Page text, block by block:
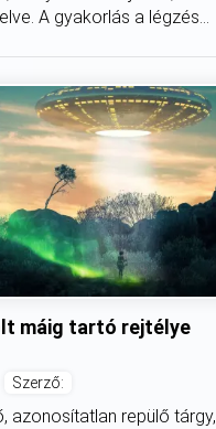
A gyakorlás a légzés...
máig tartó rejtélye
Szerző:
azonosítatlan repülő tárgy,